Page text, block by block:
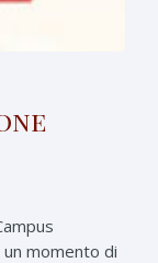
momento di